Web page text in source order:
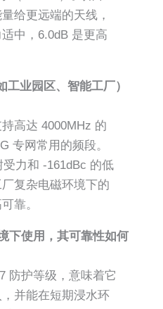
给更远端的天线，
中，6.0dB 是更高
业园区、智能工厂）
高达 4000MHz 的
专网常用的频段。
力和 -161dBc 的低
复杂电磁环境下的
靠。
下使用，其可靠性如何
防护等级，意味着它
并能在短期浸水环